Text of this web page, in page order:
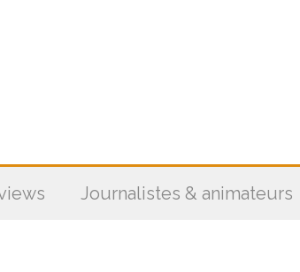
Journalistes & animateurs